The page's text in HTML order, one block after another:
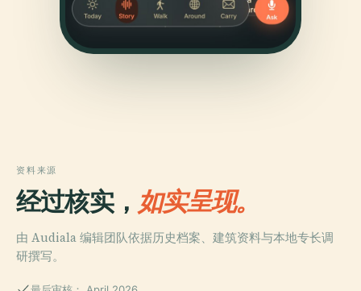
资料来源
经过核实， 如实呈现。
由 Audiala 编辑团队依据历史档案、建筑资料与本地专长调
研撰写。